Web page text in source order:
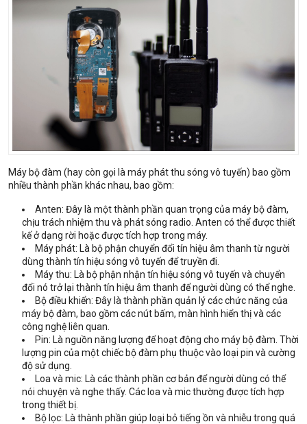
Máy bộ đàm (hay còn gọi là máy phát thu sóng vô tuyến) bao gồm
nhiều thành phần khác nhau, bao gồm:
Anten: Đây là một thành phần quan trọng của máy bộ đàm,
chịu trách nhiệm thu và phát sóng radio. Anten có thể được thiết
kế ở dạng rời hoặc được tích hợp trong máy.
Máy phát: Là bộ phận chuyển đổi tín hiệu âm thanh từ người
dùng thành tín hiệu sóng vô tuyến để truyền đi.
Máy thu: Là bộ phận nhận tín hiệu sóng vô tuyến và chuyển
đổi nó trở lại thành tín hiệu âm thanh để người dùng có thể nghe.
Bộ điều khiển: Đây là thành phần quản lý các chức năng của
máy bộ đàm, bao gồm các nút bấm, màn hình hiển thị và các
công nghệ liên quan.
Pin: Là nguồn năng lượng để hoạt động cho máy bộ đàm. Thời
lượng pin của một chiếc bộ đàm phụ thuộc vào loại pin và cường
độ sử dụng.
Loa và mic: Là các thành phần cơ bản để người dùng có thể
nói chuyện và nghe thấy. Các loa và mic thường được tích hợp
trong thiết bị.
Bộ lọc: Là thành phần giúp loại bỏ tiếng ồn và nhiễu trong quá